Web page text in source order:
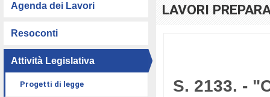
Agenda dei Lavori
Resoconti
Attività Legislativa
Progetti di legge
LAVORI
S. 2133. -